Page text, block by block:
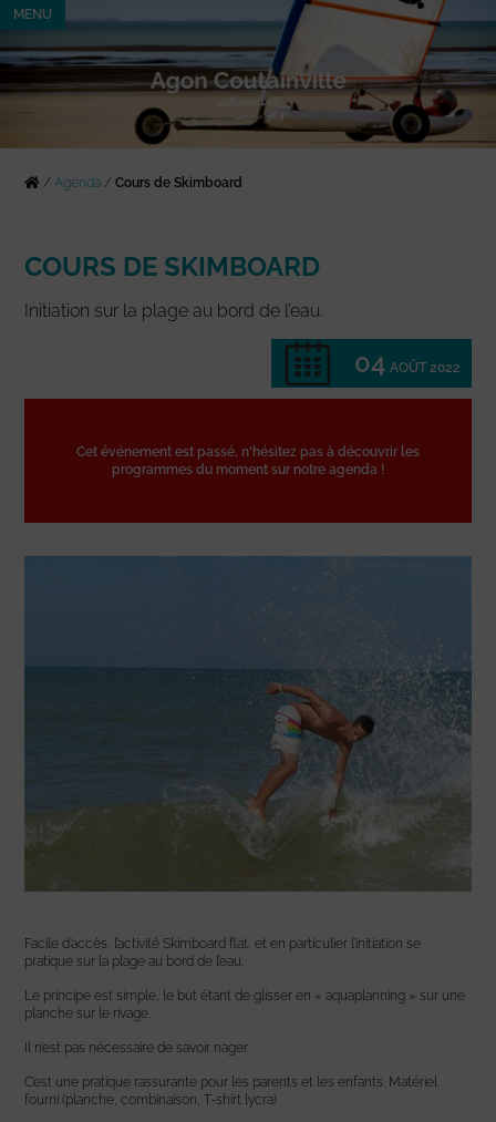
MENU
/Agenda /Cours de Skimboard
COURS DE SKIMBOARD
Initiation sur la plage au bord de l’eau.
04 AOÛT 2022
Cet événement est passé, n'hésitez pas à découvrir les
programmes du moment sur notre agenda !
Facile d’accès, l’activité Skimboard flat, et en particulier l’initiation se
pratique sur la plage au bord de l’eau.
Le principe est simple, le but étant de glisser en « aquaplanning » sur une
planche sur le rivage.
Il n’est pas nécessaire de savoir nager.
C’est une pratique rassurante pour les parents et les enfants. Matériel
fourni (planche, combinaison, T-shirt lycra)